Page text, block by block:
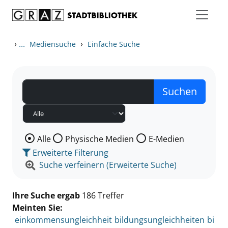
› ... Mediensuche › Einfache Suche
Wählen Sie die Medienart nach der Sie suchen wollen.
Alle Physische Medien
E-Medien
Erweiterte Filterung
Suche verfeinern (Erweiterte Suche)
Ihre Suche ergab 186 Treffer
Meinten Sie:
einkommensungleichheit bildungsungleichheiten bi